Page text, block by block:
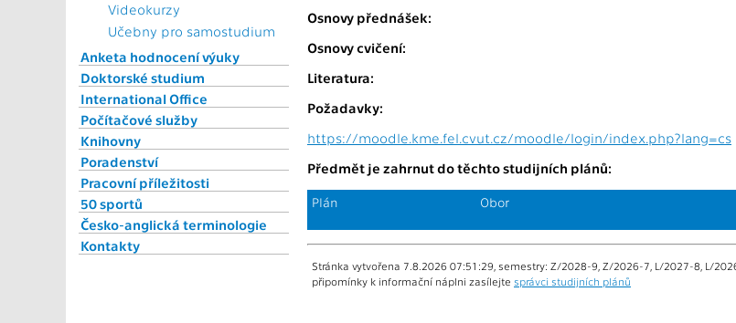
Videokurzy
Učebny pro samostudium
Anketa hodnocení výuky
Doktorské studium
International Office
Počítačové služby
Knihovny
Poradenství
Pracovní příležitosti
50 sportů
Česko-anglická terminologie
Kontakty
Osnovy přednášek:
Osnovy cvičení:
Literatura:
Požadavky:
https://moodle.kme.fel.cvut.cz/moodle/login/index.php?lang=cs
Předmět je zahrnut do těchto studijních plánů:
Plán Obor
Stránka vytvořena 7.8.2026 07:51:29, semestry: Z/2028-9, Z/2026-7, L/2027-8, L/
připomínky k informační náplni zasílejte správci studijních plánů